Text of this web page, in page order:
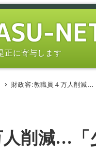
正に寄与します
財政審:教職員４万人削減…
削減…「